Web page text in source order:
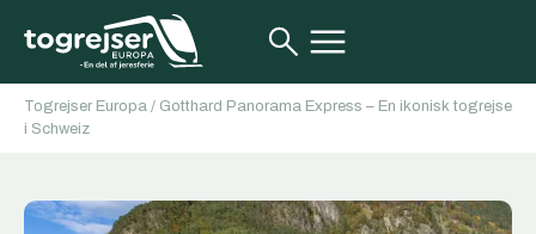
Togrejser Europa / Gotthard Panorama Express – En ikonisk togrejse
i Schweiz